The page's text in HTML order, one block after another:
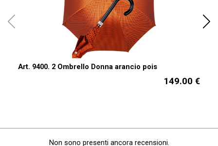
Art. 9400. 2 Ombrello Donna arancio pois
149.00 €
Non sono presenti ancora recensioni.